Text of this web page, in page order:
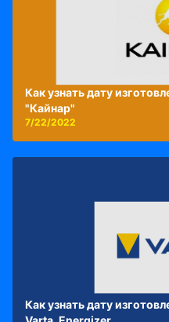
Как узнать дату
"Кайнар"
7/22/2022
Как узнать дату